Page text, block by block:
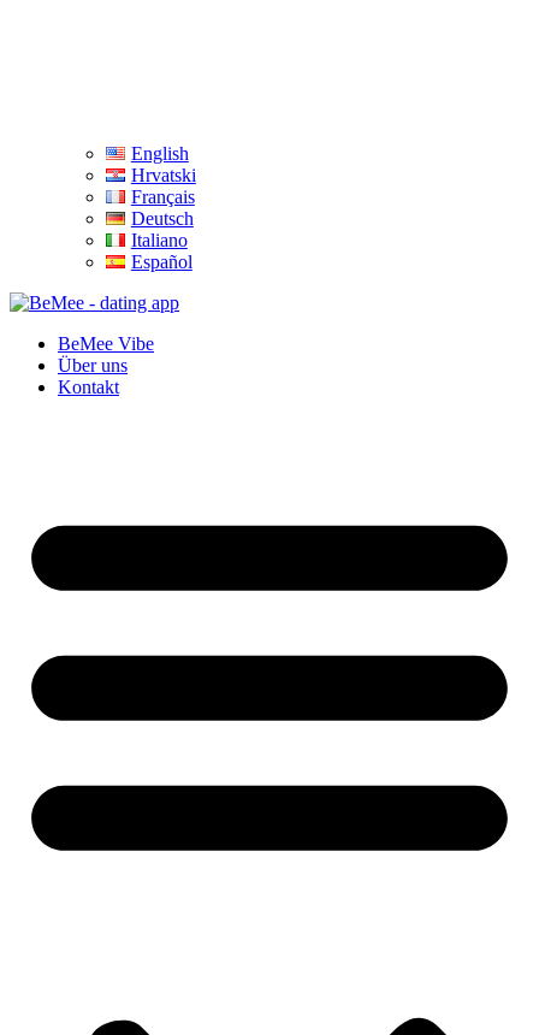
English
Hrvatski
Français
Deutsch
Italiano
Español
BeMee Vibe
Über uns
Kontakt